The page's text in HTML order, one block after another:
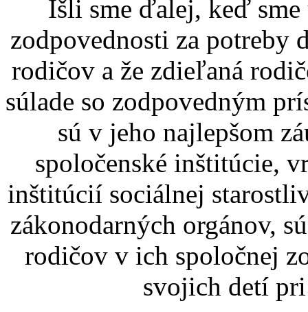
Išli sme ďalej, keď
zodpovednosti za potreby
rodičov a že zdieľaná
súlade so zodpovedným
sú v jeho najlepšom
spoločenské inštitúcie,
inštitúcií sociálnej
zákonodarných orgánov,
rodičov v ich spoločnej
svojich detí